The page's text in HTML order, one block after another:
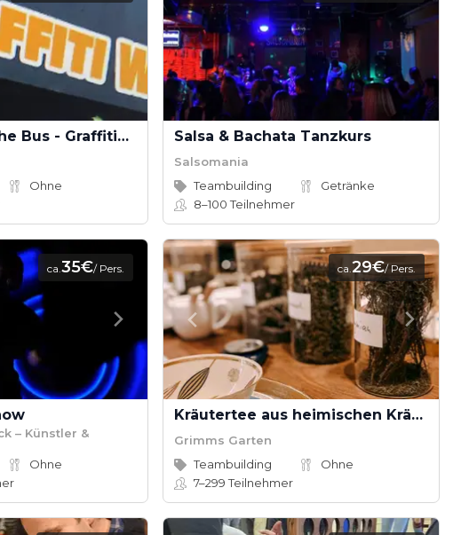
DRIPSI - Paint the Bus - Graffitiworkshop
Ohne
Salsa & Bachata Tanzkurs
Salsomania
Teambuilding
Getränke
8–100Teilnehmer
ca.35€/ Pers.
– Künstler &
Ohne
ca.29€/ Pers.
Kräutertee aus heimischen Kräutern
Grimms Garten
Teambuilding
Ohne
7–299Teilnehmer